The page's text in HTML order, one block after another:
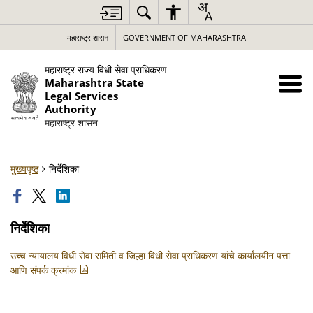
महाराष्ट्र शासन GOVERNMENT OF MAHARASHTRA
महाराष्ट्र राज्य विधी सेवा प्राधिकरण
Maharashtra State
Legal Services
Authority
महाराष्ट्र शासन
मुख्यपृष्ठ निर्देशिका
निर्देशिका
उच्च न्यायालय विधी सेवा समिती व जिल्हा विधी सेवा प्राधिकरण यांचे कार्यालयीन पत्ता
आणि संपर्क क्रमांक